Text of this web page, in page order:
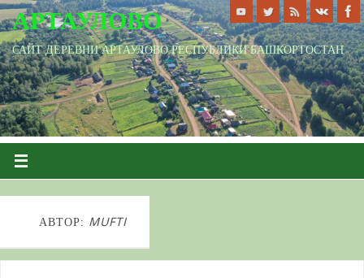
АРТАУЛОВО
САЙТ ДЕРЕВНИ АРТАУЛОВО РЕСПУБЛИКИ БАШКОРТОСТАН
АВТОР: MUFTI